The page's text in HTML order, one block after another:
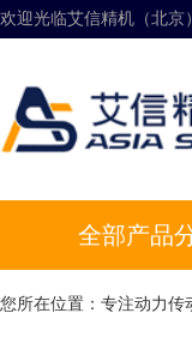
欢迎光临艾信精机（北京
全部产品
您所在位置： 专注动力传